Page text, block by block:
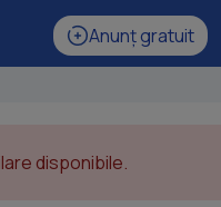
Anunț gratuit
disponibile.